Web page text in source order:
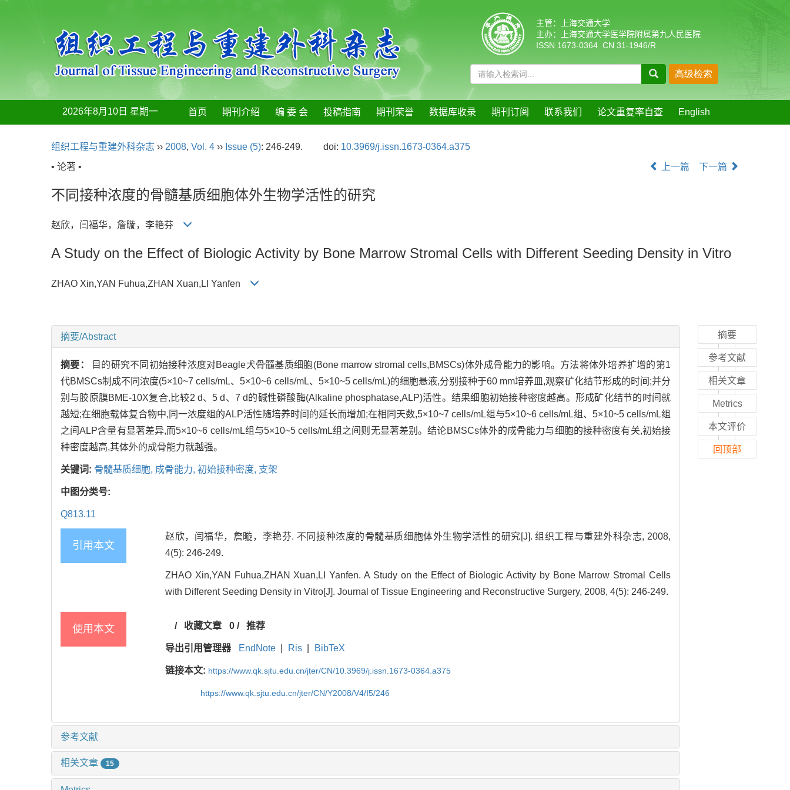
主管：上海交通大学
主办：上海交通大学医学院附属第九人民医院
ISSN 1673-0364 CN 31-1946/R
2026年8月10日 星期一 首页 期刊介绍 编 委 会 投稿指南 期刊荣誉 数据库收录 期刊订阅 联系我们 论文重复率自查 English
组织工程与重建外科杂志 ›› 2008, Vol. 4 ›› Issue (5): 246-249. doi: 10.3969/j.issn.1673-0364.a375
• 论著 •
上一篇 下一篇
不同接种浓度的骨髓基质细胞体外生物学活性的研究
赵欣，闫福华，詹暶，李艳芬
A Study on the Effect of Biologic Activity by Bone Marrow Stromal Cells with Different Seeding Density in Vitro
ZHAO Xin,YAN Fuhua,ZHAN Xuan,LI Yanfen
摘要/Abstract
摘要：
目的研究不同初始接种浓度对Beagle犬骨髓基质细胞(Bone marrow stromal cells,BMSCs)体外成骨能力的影响。方法将体外培养扩增的第1
代BMSCs制成不同浓度(5×10~7 cells/mL、5×10~6 cells/mL、5×10~5 cells/mL)的细胞悬液,分别接种于60 mm培养皿,观察矿化结节形成的时间;并分
别与胶原膜BME-10X复合,比较2 d、5 d、7 d的碱性磷酸酶(Alkaline phosphatase,ALP)活性。结果细胞初始接种密度越高。形成矿化结节的时间就
越短;在细胞载体复合物中,同一浓度组的ALP活性随培养时间的延长而增加;在相同天数,5×10~7 cells/mL组与5×10~6 cells/mL组、5×10~5 cells/mL组
之间ALP含量有显著差异,而5×10~6 cells/mL组与5×10~5 cells/mL组之间则无显著差别。结论BMSCs体外的成骨能力与细胞的接种密度有关,初始接
种密度越高,其体外的成骨能力就越强。
关键词: 骨髓基质细胞, 成骨能力, 初始接种密度, 支架
中图分类号:
Q813.11
引用本文
赵欣，闫福华，詹暶，李艳芬. 不同接种浓度的骨髓基质细胞体外生物学活性的研究[J]. 组织工程与重建外科杂志, 2008,
4(5): 246-249.
ZHAO Xin,YAN Fuhua,ZHAN Xuan,LI Yanfen. A Study on the Effect of Biologic Activity by Bone Marrow Stromal Cells
with Different Seeding Density in Vitro[J]. Journal of Tissue Engineering and Reconstructive Surgery, 2008, 4(5): 246-249.
使用本文 / 收藏文章 0/ 推荐
导出引用管理器 EndNote Ris BibTeX
链接本文: https://www.qk.sjtu.edu.cn/jter/CN/10.3969/j.issn.1673-0364.a375
https://www.qk.sjtu.edu.cn/jter/CN/Y2008/V4/I5/246
参考文献
相关文章 15
摘要
参考文献
相关文章
Metrics
本文评价
回顶部